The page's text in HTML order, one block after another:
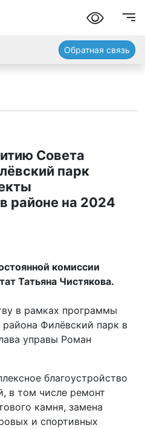
Обратная связь
Совета
парк
районе на 2024
комиссии
Татьяна Чистякова.
в рамках программы
Филёвский парк в
управы Роман
благоустройство
в том числе ремонт
камня, замена
и спортивных